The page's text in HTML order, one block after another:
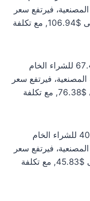
المصنعية، فيرتفع سعر
الشراء إلى $103.82 وسعر البيع إلى $106.94, مع تكلفة
سعر الذهب عيار 10 اليوم يبلغ $67.42 للشراء الخام
المصنعية، فيرتفع سعر
الشراء إلى $74.16 وسعر البيع إلى $76.38, مع تكلفة
سعر الذهب عيار 6 اليوم يبلغ $40.45 للشراء الخام
المصنعية، فيرتفع سعر
الشراء إلى $44.50 وسعر البيع إلى $45.83, مع تكلفة